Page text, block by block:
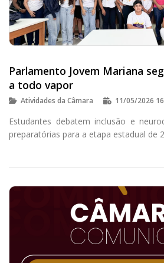
Parlamento Jovem Mariana
a todo vapor
Atividades da Câmara 11/05/2026
Estudantes debatem inclusão e
preparatórias para a etapa estadual de